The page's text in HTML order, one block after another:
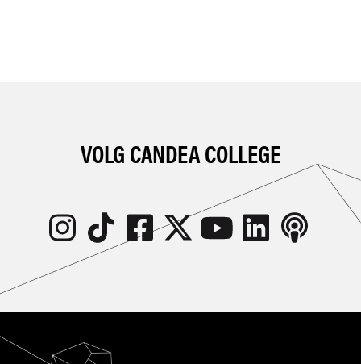
VOLG CANDEA COLLEGE